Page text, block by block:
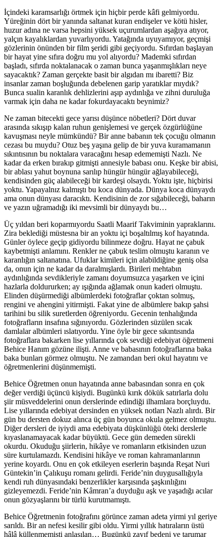
İçindeki karamsarlığı örtmek için hiçbir perde kâfi gelmiyordu.
Yüreğinin dört bir yanında saltanat kuran endişeler ve kötü hisler,
huzur adına ne varsa hepsini yüksek uçurumlardan aşağıya atıyor,
yalçın kayalıklardan yuvarlıyordu. Yatağında uyuyamıyor, geçmişi
gözlerinin önünden bir film şeridi gibi geçiyordu. Sıfırdan başlayan
bir hayat yine sıfıra doğru mu yol alıyordu? Mademki sıfırdan
başladı, sıfırda noktalanacak o zaman bunca yaşanmışlıkları neye
sayacaktık? Zaman gerçekte basit bir algıdan mı ibaretti? Biz
insanlar zaman boşluğunda debelenen garip yaratıklar mıydık?
Bunca sualin karanlık dehlizlerini aşıp aydınlığa ve zihni duruluğa
varmak için daha ne kadar fokurdayacaktı beynimiz?
Ne zaman bitecekti gece yarısı düşünce nöbetleri? Dört duvar
arasında sıkışıp kalan ruhun genişlemesi ve gerçek özgürlüğüne
kavuşması neyle mümkündü? Bir anne babanın tek çocuğu olmanın
cezası bu muydu? Otuz beş yaşına gelip de bir yuva kuramamanın
sıkıntısının bu noktalara varacağını hesap edememişti Nazlı. Ne
kadar da erken bırakıp gitmişti annesiyle babası onu. Keşke bir abisi,
bir ablası yahut boynuna sarılıp hüngür hüngür ağlayabileceği,
kendisinden güç alabileceği bir kardeşi olsaydı. Yoktu işte, hiçbirisi
yoktu. Yapayalnız kalmıştı bu koca dünyada. Dünya koca dünyaydı
ama onun dünyası daracıktı. Kendisinin de zor sığabileceği, baharın
ve yazın uğramadığı iki mevsimli bir dünyaydı bu…
Üç yıldan beri koparmıyordu Saatli Maarif Takviminin yapraklarını.
Zira beklediği müstesna bir an yoktu içi boşaltılmış kof hayatında.
Günler öylece geçip gidiyordu bilinmeze doğru. Hayat ne çabuk
kaybetmişti anlamını. Renkler ne çabuk teslim olmuştu karanın ve
karanlığın saltanatına. Ufuklar kimileri için alabildiğine geniş olsa
da, onun için ne kadar da daralmışlardı. Birileri mehtabın
aydınlığında sevdikleriyle zamanı doyumsuzca yaşarken ve içini
hazlarla doldururken; ay ışığında ağlamak onun kaderi olmuştu.
Elinden düşürmediği albümlerdeki fotoğraflar çoktan solmuş,
rengini ve ahengini yitirmişti. Fakat yine de albümlere bakıp şahsi
tarihini bu silik suretlerden öğreniyordu. Gecenin tenhalığında
fotoğrafların insafına sığınıyordu. Gözlerinden süzülen sıcak
damlalar albümleri ıslatıyordu. Yine öyle bir gece sıkıntısında
fotoğraflara bakarken lise yıllarında çok sevdiği edebiyat öğretmeni
Behice Hanım gözüne ilişti. Anne ve babasının fotoğraflarına baka
baka bunları görmez olmuştu. Ne zamandan beri okul hayatını ve
öğretmenlerini düşünmemişti.
Behice Öğretmen onun hayatında anne babasından sonra en çok
değer verdiği üçüncü kişiydi. Bugünkü kırık dökük satırlarla dolu
şiir müsveddelerini onun derslerinde edindiği ilhamlara borçluydu.
Lise yıllarında edebiyat dersinden en yüksek notları Nazlı alırdı. Bir
gün bu dersten dokuz alınca üç gün boyunca okula gelmez olmuştu.
Diğer dersleri de iyiydi ama edebiyata düşkünlüğü öteki derslerle
kıyaslanamayacak kadar büyüktü. Gece gün demeden sürekli
okurdu. Okuduğu şiirlerin, hikâye ve romanların etkisinden uzun
süre kurtulamazdı. Kendisini hikâye ve roman kahramanlarının
yerine koyardı. Onu en çok etkileyen eserlerin başında Reşat Nuri
Güntekin’in Çalıkuşu romanı gelirdi. Feride’nin duygusallığıyla
kendi ruh dünyasındaki benzerlikler karşısında şaşkınlığını
gizleyemezdi. Feride’nin Kâmran’a duyduğu aşk ve yaşadığı acılar
onun gözyaşlarını bir türlü kurutmamıştı.
Behice Öğretmenin fotoğrafını görünce zaman adeta yirmi yıl geriye
sarıldı. Bir an nefesi kesilir gibi oldu. Yirmi yıllık hatıraların üstü
hâlâ küllenmemişti anlaşılan… Bugünkü zayıf bedeni ve tarumar